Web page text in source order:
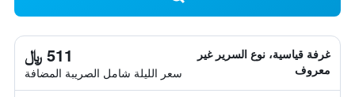
غرفة قياسية، نوع السرير غير
معروف
511 ﷼
سعر الليلة شامل الصريبة المضافة